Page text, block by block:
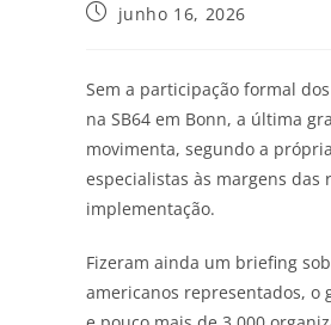
junho 16, 2026
Sem a participação formal dos
na SB64 em Bonn, a última
movimenta, segundo a
especialistas às margens das
implementação.
Fizeram ainda um briefing
americanos representados, o